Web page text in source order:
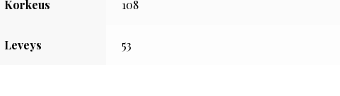
Korkeus 108
Leveys 53